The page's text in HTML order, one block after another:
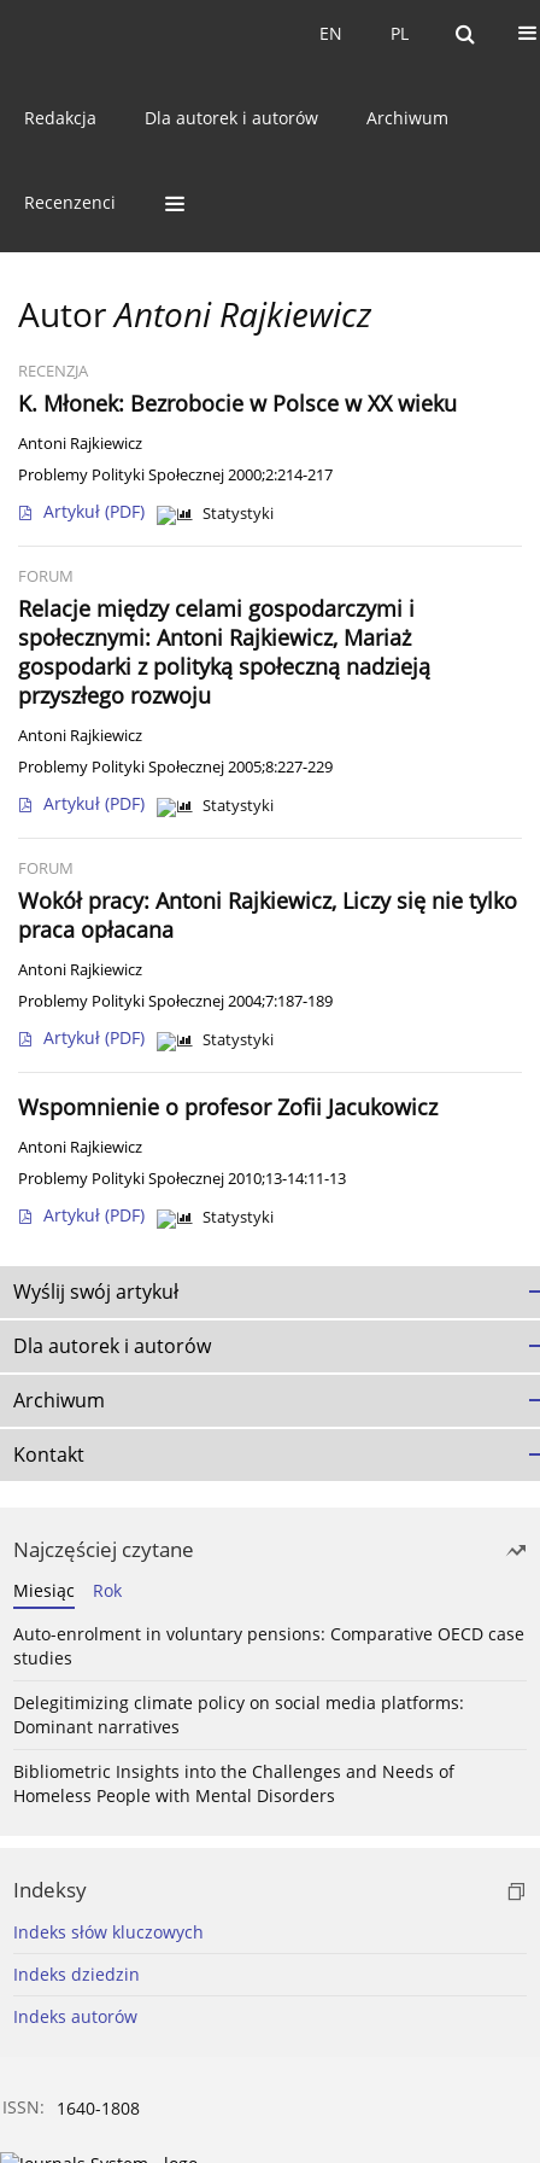
PL
EN PL
EN
Redakcja Dla autorek i autorów Archiwum
Recenzenci
ISSN:
AutorAntoni Rajkiewicz
RECENZJA
K. Młonek: Bezrobocie w Polsce w XX wieku
Antoni Rajkiewicz
Problemy Polityki Społecznej 2000;2:214-217
Artykuł (PDF) Statystyki
FORUM
Relacje między celami gospodarczymi i
społecznymi: Antoni Rajkiewicz, Mariaż
gospodarki z polityką społeczną nadzieją
przyszłego rozwoju
Antoni Rajkiewicz
Problemy Polityki Społecznej 2005;8:227-229
Artykuł (PDF) Statystyki
FORUM
Wokół pracy: Antoni Rajkiewicz, Liczy się nie tylko
praca opłacana
Antoni Rajkiewicz
Problemy Polityki Społecznej 2004;7:187-189
Artykuł (PDF) Statystyki
Wspomnienie o profesor Zofii Jacukowicz
Antoni Rajkiewicz
Problemy Polityki Społecznej 2010;13-14:11-13
Artykuł (PDF) Statystyki
Wyślij swój artykuł
Dla autorek i autorów
Archiwum
Kontakt
Najczęściej czytane
Miesiąc
Rok
Auto-enrolment in voluntary pensions: Comparative OECD case
studies
Delegitimizing climate policy on social media platforms:
Dominant narratives
Bibliometric Insights into the Challenges and Needs of
Homeless People with Mental Disorders
Indeksy
Indeks słów kluczowych
Indeks dziedzin
Indeks autorów
ISSN: 1640-1808